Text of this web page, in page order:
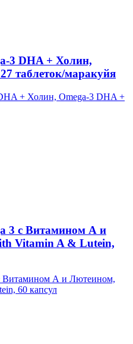
3 DHA + Холин,
таблеток/маракуйя
3 с Витамином А и
Vitamin A & Lutein,